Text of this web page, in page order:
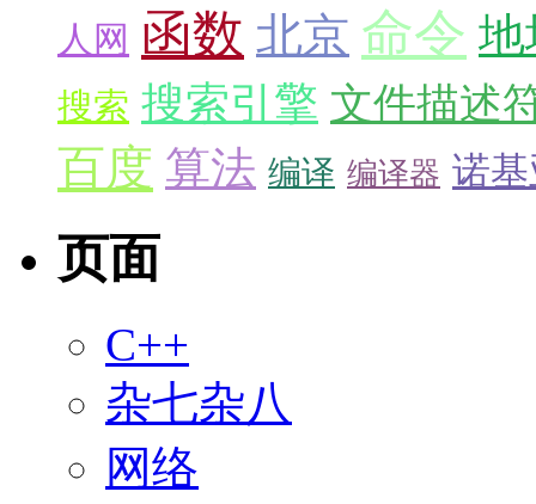
人网 函数 北京 命令 地
搜索 搜索引擎 文件描述
百度 算法 编译 编译器 诺
页面
C++
杂七杂八
网络